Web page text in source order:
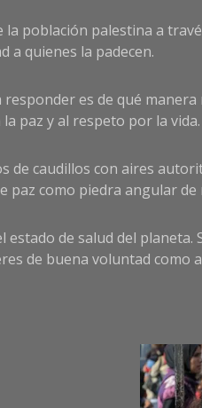
población palestina a
a quienes la padecen.
es de qué
paz y al respeto por la vida.
de caudillos con aires
paz como piedra angular
estado de salud del
de buena voluntad